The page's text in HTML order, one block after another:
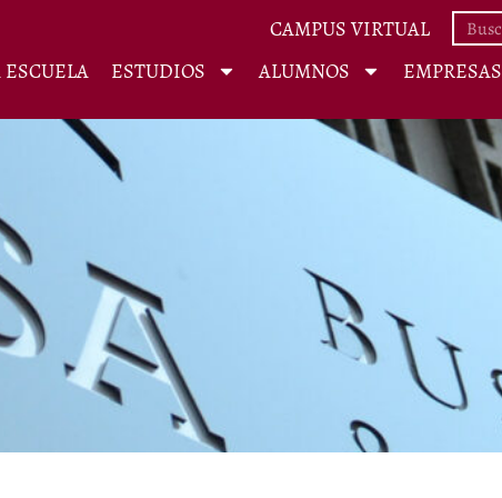
CAMPUS VIRTUAL
ESCUELA ESTUDIOS ALUMNOS EMPRESAS